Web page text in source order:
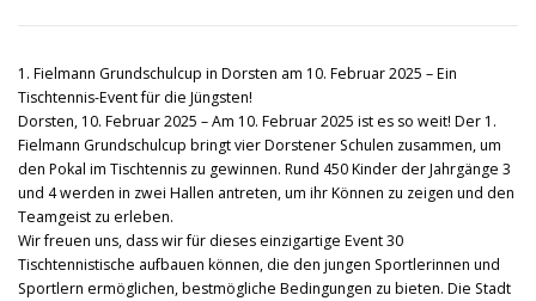
SOCIAL MEDIA TT-NEWS WER SPIELT HEUTE?
1. Fielmann Grundschulcup in Dorsten am 10. Februar 2025 – Ein
Tischtennis-Event für die Jüngsten!
Dorsten, 10. Februar 2025 – Am 10. Februar 2025 ist es so weit! Der 1.
Fielmann Grundschulcup bringt vier Dorstener Schulen zusammen, um
den Pokal im Tischtennis zu gewinnen. Rund 450 Kinder der Jahrgänge 3
und 4 werden in zwei Hallen antreten, um ihr Können zu zeigen und den
Teamgeist zu erleben.
Wir freuen uns, dass wir für dieses einzigartige Event 30
Tischtennistische aufbauen können, die den jungen Sportlerinnen und
Sportlern ermöglichen, bestmögliche Bedingungen zu bieten. Die Stadt